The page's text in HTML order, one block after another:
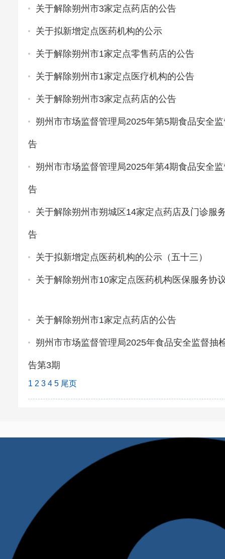
关于解除朔州市3家定点药店的公告
关于拟新增定点医药机构的公示
关于解除朔州市1家定点零售药店的公告
关于解除朔州市1家定点医疗机构的公告
关于解除朔州市3家定点药店的公告
朔州市市场监督管理局2025年第5期食品安全
告
朔州市市场监督管理局2025年第4期食品安全
告
关于解除朔州市朔城区14家定点药店及门诊服
告
关于拟新增定点医药机构的公示（五十三）
关于解除朔州市10家定点医药机构医保服务协
关于解除朔州市1家定点药店的公告
朔州市市场监督管理局2025年食品安全监督抽
告第3期
1 2 3 4 5 尾页